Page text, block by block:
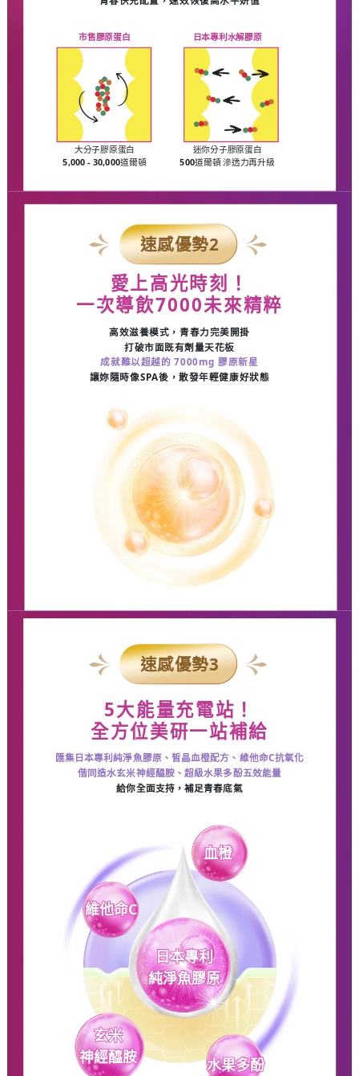
市售膠原蛋白
大分子膠原蛋白
5,000 - 30,000道爾頓
日本專利水解膠原
迷你分子膠原蛋白
500道爾頓 滲透力再升級
速感優勢2
愛上高光時刻！
一次導飲7000未來精粹
高效滋養模式，青春力完美開掛
打破市面既有劑量天花板
成就難以超越的 7000mg 膠原新星
讓妳隨時像SPA後，散發年輕健康好狀態
速感優勢3
5大能量充電站！
全方位美研一站補給
匯集日本專利純淨魚膠原、皙晶血橙配方、維他命C抗氧化
偕同造水玄米神經醯胺、超級水果多酚五效能量
給你全面支持，補足青春底氣
血橙
維他命C
日本專利
純淨魚膠原
玄米
神經醯胺
水果多酚